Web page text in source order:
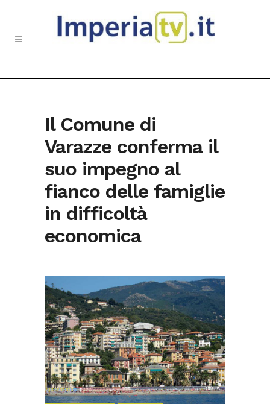
Il Comune di
Varazze conferma il
suo impegno al
fianco delle famiglie
in difficoltà
economica